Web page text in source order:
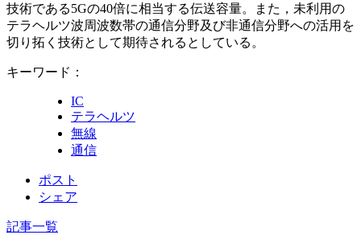
技術である5Gの40倍に相当する伝送容量。また，未利用の
テラヘルツ波周波数帯の通信分野及び非通信分野への活用を
切り拓く技術として期待されるとしている。
キーワード：
IC
テラヘルツ
無線
通信
ポスト
シェア
記事一覧